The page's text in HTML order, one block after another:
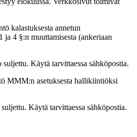
kalastuksesta annetun
ja 4 §:n muuttamisesta (ankeriaan
Käytä tarvittaessa sähköpostia.
MMM:n asetuksesta hallikiintiöksi
Käytä tarvittaessa sähköpostia.